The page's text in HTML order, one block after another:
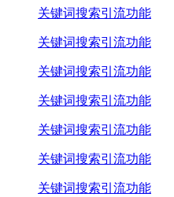
关键词搜索引流功能
关键词搜索引流功能
关键词搜索引流功能
关键词搜索引流功能
关键词搜索引流功能
关键词搜索引流功能
关键词搜索引流功能